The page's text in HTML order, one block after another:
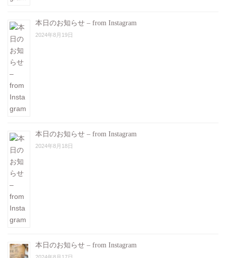
本日のお知らせ – from Instagram
2024年8月19日
本日のお知らせ – from Instagram
2024年8月18日
本日のお知らせ – from Instagram